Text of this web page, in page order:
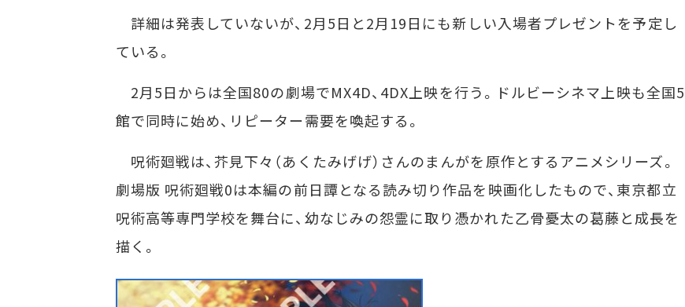
詳細は発表していないが、2月5日と2月19日にも新しい入場者プレゼントを予定し
ている。
2月5日からは全国80の劇場でMX4D、4DX上映を行う。ドルビーシネマ上映も全国5
館で同時に始め、リピーター需要を喚起する。
呪術廻戦は、芥見下々（あくたみげげ）さんのまんがを原作とするアニメシリーズ。
劇場版 呪術廻戦0は本編の前日譚となる読み切り作品を映画化したもので、東京都立
呪術高等専門学校を舞台に、幼なじみの怨霊に取り憑かれた乙骨憂太の葛藤と成長を
描く。